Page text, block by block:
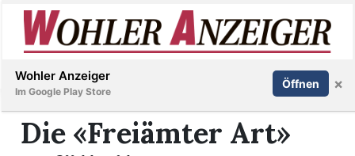
Inserieren Abonnieren Anmelden
Die «Freiämter Art»
Wohler Anzeiger
Im Google Play Store
Öffnen ×